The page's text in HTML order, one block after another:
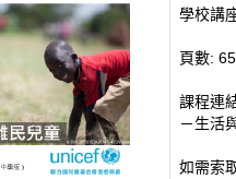
學校講
頁數: 65
課程連
－生活
如需索